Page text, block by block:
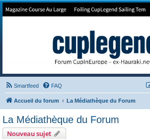
Forum de Cup In Europe
Smartfeed FAQ
Accueil du forum La Médiathèque du Forum
La Médiathèque du Forum
Nouveau sujet